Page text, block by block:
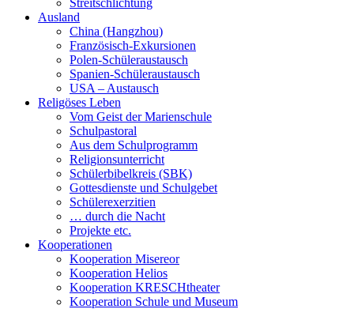
Streitschlichtung
Ausland
China (Hangzhou)
Französisch-Exkursionen
Polen-Schüleraustausch
Spanien-Schüleraustausch
USA – Austausch
Religöses Leben
Vom Geist der Marienschule
Schulpastoral
Aus dem Schulprogramm
Religionsunterricht
Schülerbibelkreis (SBK)
Gottesdienste und Schulgebet
Schülerexerzitien
… durch die Nacht
Projekte etc.
Kooperationen
Kooperation Misereor
Kooperation Helios
Kooperation KRESCHtheater
Kooperation Schule und Museum